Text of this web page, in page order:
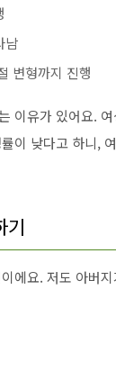
남
변형까지 진행
이유가 있어요.
이 낮다고 하니,
기
에요. 저도 아버